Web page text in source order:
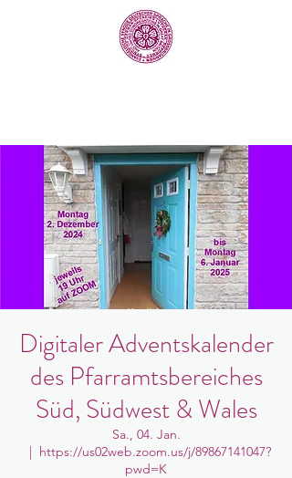
Digitaler Adventskalender
des Pfarramtsbereiches
Süd, Südwest & Wales
Sa., 04. Jan.
  |
https://us02web.zoom.us/j/89867141047?
pwd=K